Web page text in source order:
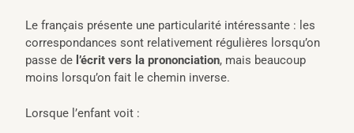
Le français présente une particularité intéressante : les
correspondances sont relativement régulières lorsqu’on
passe de l’écrit vers la prononciation, mais beaucoup
moins lorsqu’on fait le chemin inverse.
Lorsque l’enfant voit :